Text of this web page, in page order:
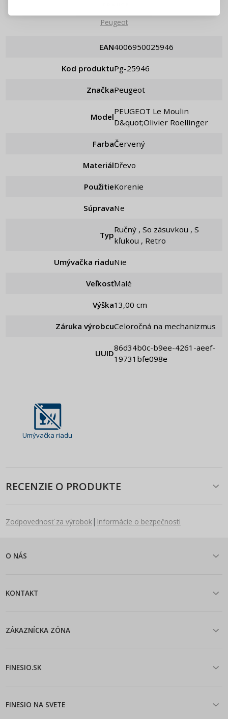
Peugeot
EAN 4006950025946
Kod produktu pg-25946
Značka Peugeot
Model
PEUGEOT Le Moulin
D&quot;Olivier Roellinger
Farba Červený
Materiál Dřevo
Použitie Korenie
Súprava ne
Typ
Ručný , So zásuvkou , S
kľukou , Retro
Umývačka riadu Nie
Veľkosť Malé
Výška 13,00 cm
Záruka výrobcu Celoročná na mechanizmus
UUID
86d34b0c-b9ee-4261-aeef-
19731bfe098e
Umývačka riadu
RECENZIE O PRODUKTE
Zodpovednosť za výrobok| Informácie o bezpečnosti
O NÁS
KONTAKT
ZÁKAZNÍCKA ZÓNA
FINESIO.SK
FINESIO NA SVETE
Pripomenutie hesla